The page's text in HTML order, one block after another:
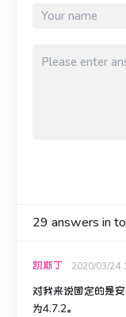
29 answers in
凯斯丁 2020/03/24
对我来说固定的是
为4.7.2。